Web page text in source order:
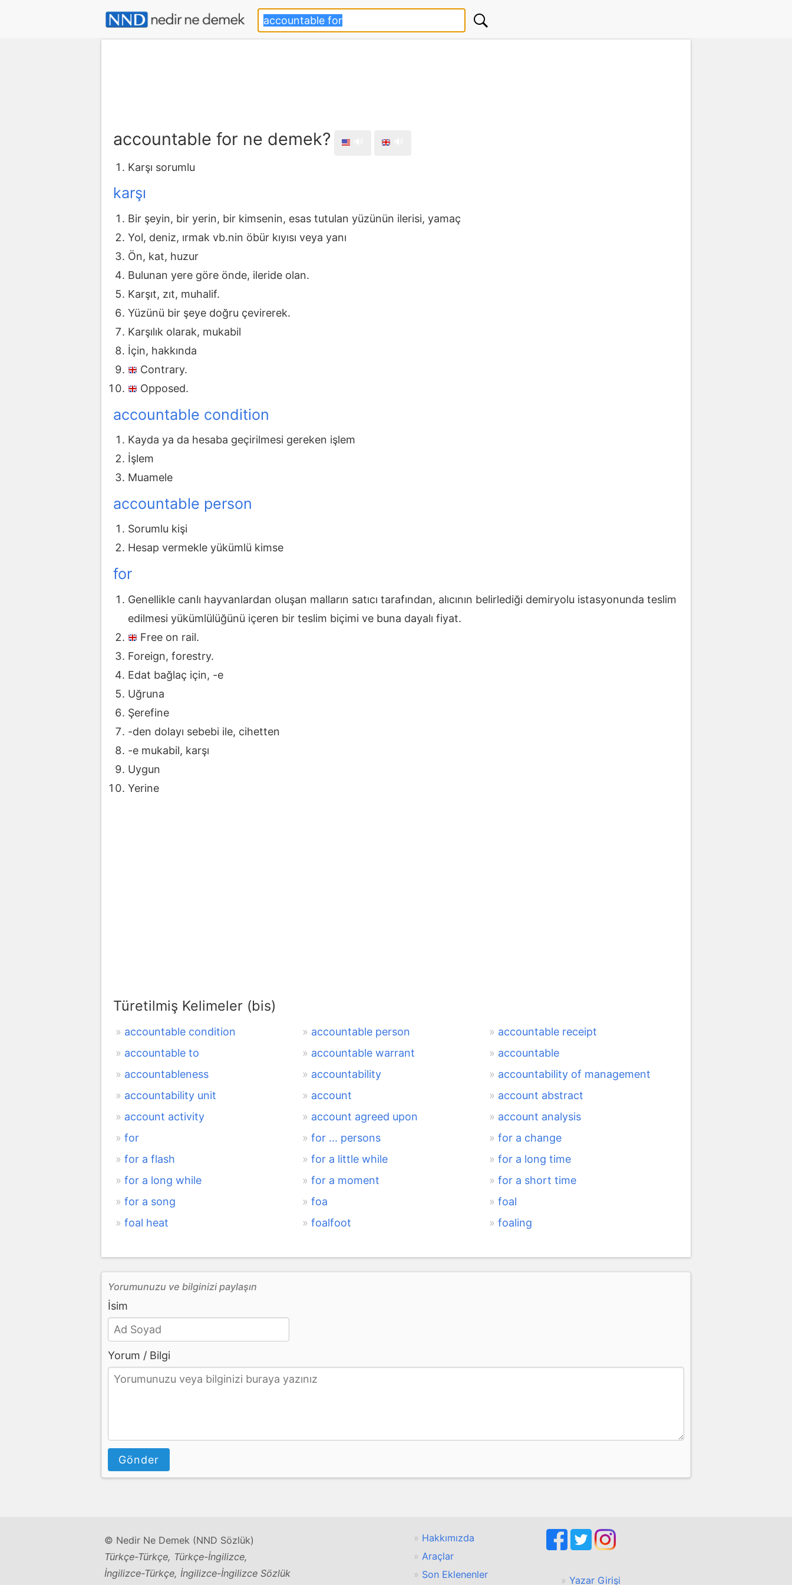
accountable for ne demek?
Karşı sorumlu
karşı
Bir şeyin, bir yerin, bir kimsenin, esas tutulan yüzünün ilerisi, yamaç
Yol, deniz, ırmak vb.nin öbür kıyısı veya yanı
Ön, kat, huzur
Bulunan yere göre önde, ileride olan.
Karşıt, zıt, muhalif.
Yüzünü bir şeye doğru çevirerek.
Karşılık olarak, mukabil
İçin, hakkında
Contrary.
Opposed.
accountable condition
Kayda ya da hesaba geçirilmesi gereken işlem
İşlem
Muamele
accountable person
Sorumlu kişi
Hesap vermekle yükümlü kimse
for
Genellikle canlı hayvanlardan oluşan malların satıcı tarafından, alıcının belirlediği demiryolu istasyonunda teslim
edilmesi yükümlülüğünü içeren bir teslim biçimi ve buna dayalı fiyat.
Free on rail.
Foreign, forestry.
Edat bağlaç için, -e
Uğruna
Şerefine
-den dolayı sebebi ile, cihetten
-e mukabil, karşı
Uygun
Yerine
Türetilmiş Kelimeler (bis)
accountable condition accountable person
accountable receipt
accountable to
accountable warrant
accountable
accountableness
accountability
accountability of management
accountability unit
account
account abstract
account activity
account agreed upon
account analysis
for
for ... persons
for a change
for a flash
for a little while
for a long time
for a long while
for a moment
for a short time
for a song
foa
foal
foal heat
foalfoot foaling
Yorumunuzu ve bilginizi paylaşın
İsim
Yorum / Bilgi
Gönder
© Nedir Ne Demek (NND Sözlük)
Türkçe-Türkçe, Türkçe-İngilizce,
İngilizce-Türkçe, İngilizce-İngilizce Sözlük
Hakkımızda
Araçlar
Son Eklenenler
Yazar Girişi